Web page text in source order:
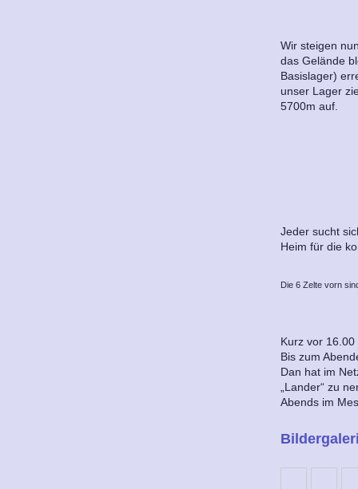
Wir steigen
das Gelände
Basislager)
unser Lager
5700m auf.
Jeder sucht
Heim für die
Die 6 Zelte vorn
Kurz vor
Bis zum
Dan hat im
„Lander“ zu
Abends im